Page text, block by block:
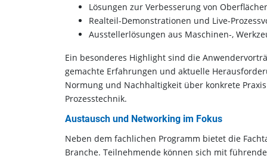
Lösungen zur Verbesserung von
Realteil-Demonstrationen und Live-
Ausstellerlösungen aus Maschinen-,
Ein besonderes Highlight sind die
gemachte Erfahrungen und aktuelle
Normung und Nachhaltigkeit über konkrete
Prozesstechnik.
Austausch und Networking im Fokus
Neben dem fachlichen Programm bietet die
Branche. Teilnehmende können sich mit